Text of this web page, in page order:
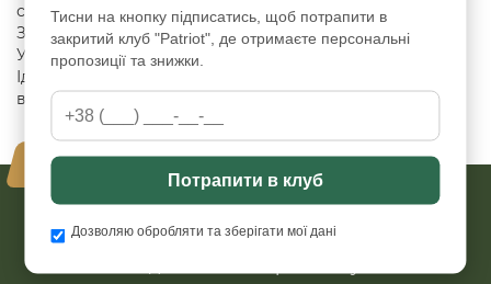
стопи Протиковзка підошва підвищує стійкість
Зручний п’ятковий ремінець — фіксація та стабільність
Універсальність — підходять для чоловіків і жінок
Ідеальні для відпочинку, туризму, дачі, таборів,
військових баз і як змінне взуття
Тисни на кнопку підписатись, щоб потрапити в
закритий клуб "Patriot", де отримаєте персональні
пропозиції та знижки.
Потрапити в клуб
Дозволяю обробляти та зберігати мої дані
Ваша безпека - наш пріорітет
Бажаєте бути в курсі всіх наших акцій та знижок?